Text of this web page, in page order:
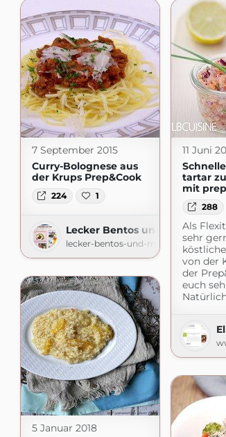
7 September 2015
Curry-Bolognese aus
der Krups Prep&Cook
224 1
Lecker Bentos und mehr
lecker-bentos-und-
11 Juni
tartar
mit
288
Als
sehr
von der
der
euch
5 Januar 2018